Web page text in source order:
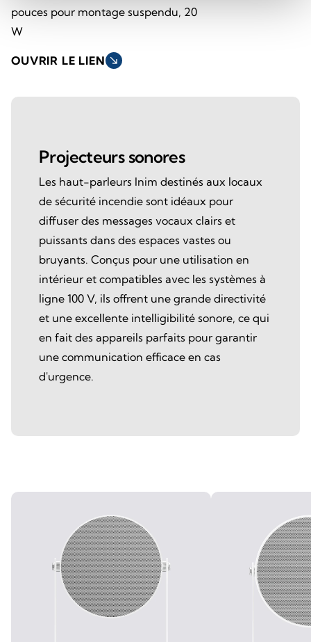
pouces pour montage suspendu, 20
W
OUVRIR LE LIEN south_east
Projecteurs sonores
Les haut-parleurs Inim destinés aux locaux
de sécurité incendie sont idéaux pour
diffuser des messages vocaux clairs et
puissants dans des espaces vastes ou
bruyants. Conçus pour une utilisation en
intérieur et compatibles avec les systèmes à
ligne 100 V, ils offrent une grande directivité
et une excellente intelligibilité sonore, ce qui
en fait des appareils parfaits pour garantir
une communication efficace en cas
d'urgence.